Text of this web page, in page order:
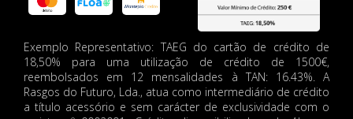
Exemplo Representativo: TAEG do cartão de crédito de
18,50% para uma utilização de crédito de 1500€,
reembolsados em 12 mensalidades à TAN: 16.43%. A
Rasgos do Futuro, Lda., atua como intermediário de crédito
a título acessório e sem carácter de exclusividade com o